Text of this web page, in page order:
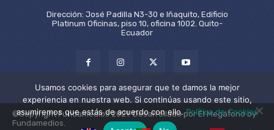
Dirección: José Padilla N3-30 e Iñaquito, Edificio
Platinum Oficinas, piso 10, oficina 1002. Quito-
Ecuador
©Copyright Fundamedios 2021. Desarrollado por El Megáfono by
Fundamedios.
Usamos cookies para asegurar que te damos la mejor
experiencia en nuestra web. Si continúas usando este sitio,
asumiremos que estás de acuerdo con ello.Política de Cookies